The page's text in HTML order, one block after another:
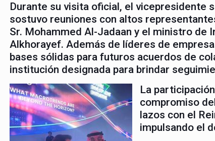
Durante su visita oficial, el vicepresidente
sostuvo reuniones con altos
Sr. Mohammed Al-Jadaan y el ministro de
Alkhorayef. Además de líderes de
bases sólidas para futuros acuerdos de
institución designada para brindar
La
compromiso
lazos con el
impulsando el